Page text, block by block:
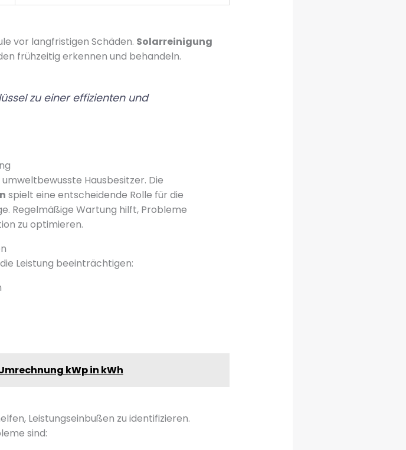
vor langfristigen Schäden. Solarreinigung
frühzeitig erkennen und behandeln.
zu einer effizienten und
Hausbesitzer. Die
spielt eine entscheidende Rolle für die
Regelmäßige Wartung hilft, Probleme
zu optimieren.
Leistung beeinträchtigen:
kWp in kWh
Leistungseinbußen zu identifizieren.
sind: